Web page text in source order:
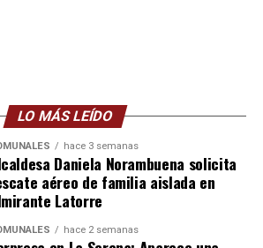
LO MÁS LEÍDO
hace 3 semanas
Daniela Norambuena solicita
aéreo de familia aislada en
Latorre
hace 2 semanas